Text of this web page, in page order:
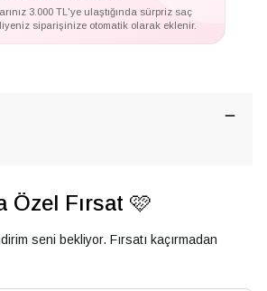
3.000 TL'ye ulaştığında sürpriz saç
siparişinize otomatik olarak eklenir.
Özel Fırsat 🩷
seni bekliyor. Fırsatı kaçırmadan